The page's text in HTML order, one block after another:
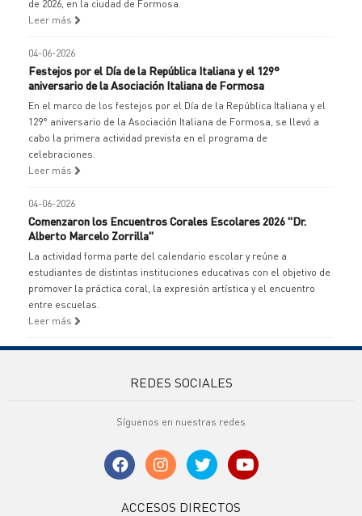
de 2026, en la ciudad de Formosa.
Leer más
04-06-2026
Festejos por el Día de la República Italiana y el 129°
aniversario de la Asociación Italiana de Formosa
En el marco de los festejos por el Día de la República Italiana y el
129° aniversario de la Asociación Italiana de Formosa, se llevó a
cabo la primera actividad prevista en el programa de
celebraciones.
Leer más
04-06-2026
Comenzaron los Encuentros Corales Escolares 2026 "Dr.
Alberto Marcelo Zorrilla"
La actividad forma parte del calendario escolar y reúne a
estudiantes de distintas instituciones educativas con el objetivo de
promover la práctica coral, la expresión artística y el encuentro
entre escuelas.
Leer más
REDES SOCIALES
Síguenos en nuestras redes
ACCESOS DIRECTOS